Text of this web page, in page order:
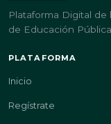
Plataforma Digital de
de Educación Pública.
PLATAFORMA
Inicio
Regístrate